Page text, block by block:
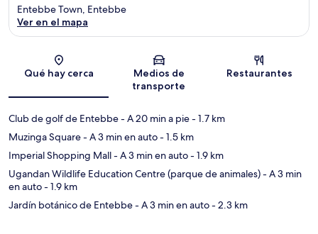
Sección del mapa
Entebbe Town, Entebbe
Ver en el mapa
Qué hay cerca
Medios de
transporte
Restaurantes
Club de golf de Entebbe- A 20 min a pie- 1.7 km
Muzinga Square- A 3 min en auto- 1.5 km
Imperial Shopping Mall- A 3 min en auto- 1.9 km
Ugandan Wildlife Education Centre (parque de animales)- A 3 min
en auto- 1.9 km
Jardín botánico de Entebbe- A 3 min en auto- 2.3 km